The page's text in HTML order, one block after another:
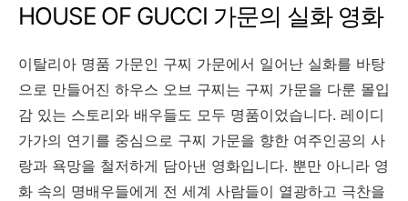
HOUSE OF GUCCI 가문의 실화 영화
이탈리아 명품 가문인 구찌 가문에서 일어난 실화를 바탕
으로 만들어진 하우스 오브 구찌는 구찌 가문을 다룬 몰입
감 있는 스토리와 배우들도 모두 명품이었습니다. 레이디
가가의 연기를 중심으로 구찌 가문을 향한 여주인공의 사
랑과 욕망을 철저하게 담아낸 영화입니다. 뿐만 아니라 영
화 속의 명배우들에게 전 세계 사람들이 열광하고 극찬을